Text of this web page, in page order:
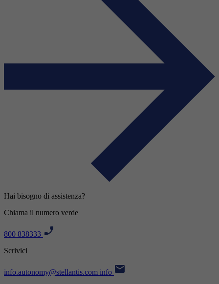
Hai bisogno di assistenza?
Chiama il numero verde
800 838333
Scrivici
info.autonomy@stellantis.com info